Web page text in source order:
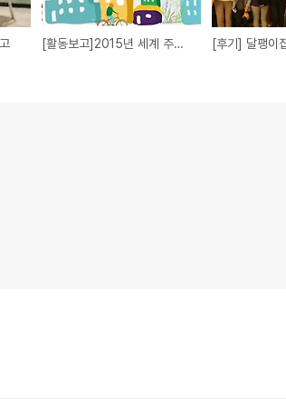
[활동보고]2015년 세계 주거의 날, 민달팽이는 ‘온종일 주거권’ 중!